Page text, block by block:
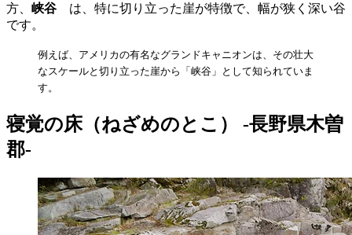
方、 峡谷 は、特に切り立った崖が特徴で、幅が狭く深い谷
です。
例えば、アメリカの有名なグランドキャニオンは、その壮大
なスケールと切り立った崖から「峡谷」として知られていま
す。
寝覚の床（ねざめのとこ） -長野県木曽
郡-